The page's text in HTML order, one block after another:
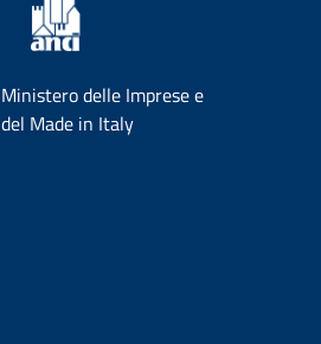
Ministero delle Imprese e
del Made in Italy